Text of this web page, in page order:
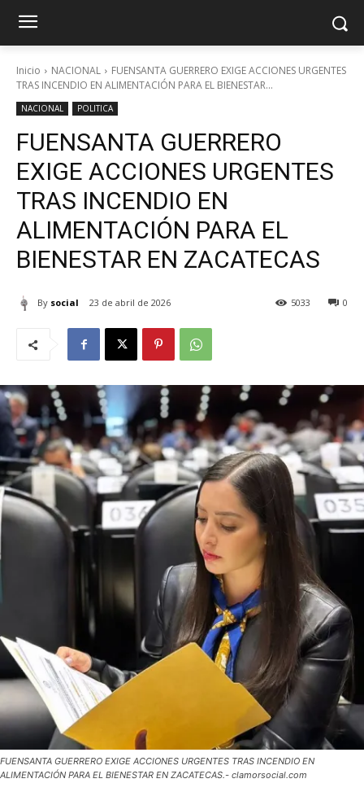
Inicio NACIONAL
FUENSANTA GUERRERO EXIGE ACCIONES URGENTES
TRAS INCENDIO EN ALIMENTACIÓN PARA EL BIENESTAR...
NACIONAL POLITICA
FUENSANTA GUERRERO
EXIGE ACCIONES URGENTES
TRAS INCENDIO EN
ALIMENTACIÓN PARA EL
BIENESTAR EN ZACATECAS
By social 23 de abril de 2026 0
5033
FUENSANTA GUERRERO EXIGE ACCIONES URGENTES TRAS INCENDIO EN
ALIMENTACIÓN PARA EL BIENESTAR EN ZACATECAS.- clamorsocial.com